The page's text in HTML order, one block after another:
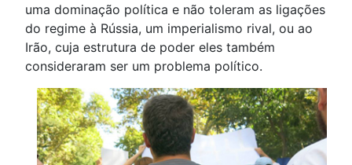
uma dominação política e não toleram as ligações
do regime à Rússia, um imperialismo rival, ou ao
Irão, cuja estrutura de poder eles também
consideraram ser um problema político.